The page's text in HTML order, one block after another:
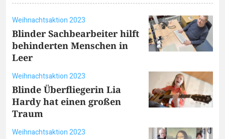
Weihnachtsaktion 2023
Blinder Sachbearbeiter hilft
behinderten Menschen in
Leer
Weihnachtsaktion 2023
Blinde Überfliegerin Lia
Hardy hat einen großen
Traum
Weihnachtsaktion 2023